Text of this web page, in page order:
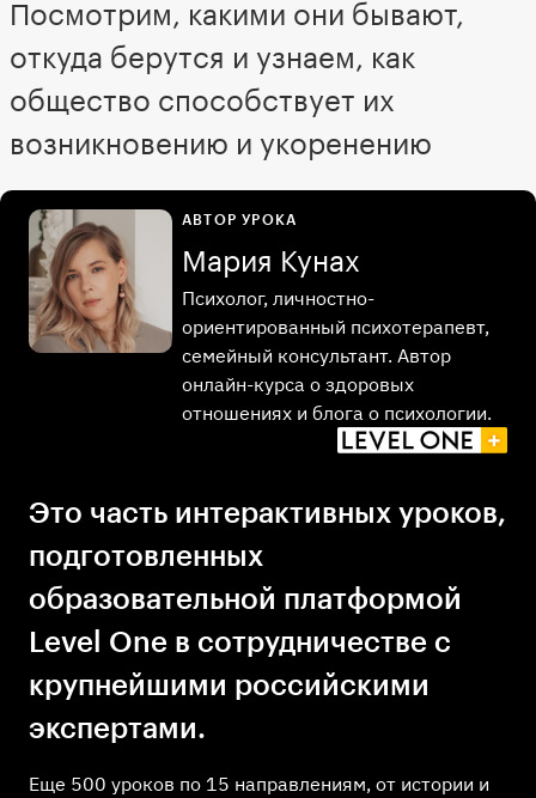
Посмотрим, какими они бывают,
откуда берутся и узнаем, как
общество способствует их
возникновению и укоренению
Это часть интерактивных уроков,
подготовленных
образовательной платформой
Level One в сотрудничестве с
крупнейшими российскими
экспертами.
Еще 500 уроков по 15 направлениям, от истории и
АВТОР УРОКА
Мария Кунах
Психолог, личностно-
ориентированный психотерапевт,
семейный консультант. Автор
онлайн-курса о здоровых
отношениях и блога о психологии.